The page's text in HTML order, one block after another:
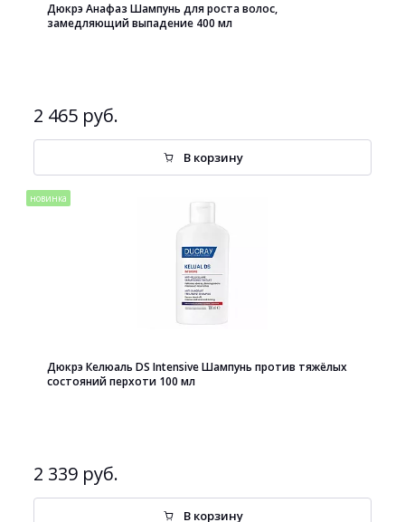
Дюкрэ Анафаз Шампунь для роста волос,
замедляющий выпадение 400 мл
2 465 руб.
В корзину
новинка
Дюкрэ Келюаль DS Intensive Шампунь против тяжёлых
состояний перхоти 100 мл
2 339 руб.
В корзину